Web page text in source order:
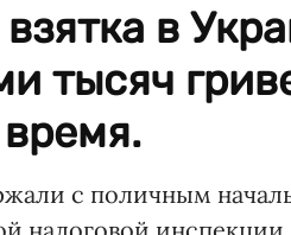
в
тысяч
с поличным